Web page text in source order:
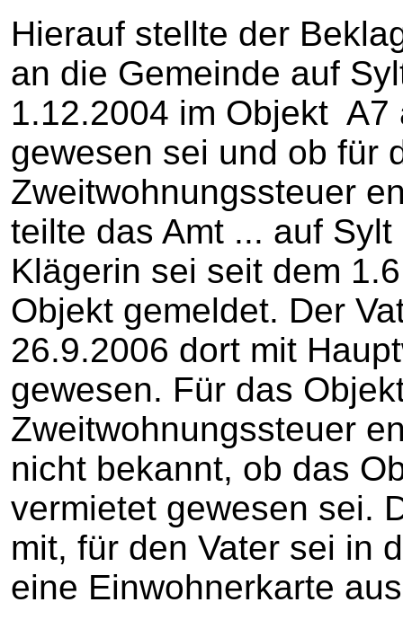
Hierauf stellte der
an die Gemeinde auf
1.12.2004 im Objekt A7
gewesen sei und ob für
Zweitwohnungssteuer
teilte das Amt ... auf
Klägerin sei seit dem
Objekt gemeldet. Der
26.9.2006 dort mit
gewesen. Für das
Zweitwohnungssteuer
nicht bekannt, ob das
vermietet gewesen sei.
mit, für den Vater sei in
eine Einwohnerkarte